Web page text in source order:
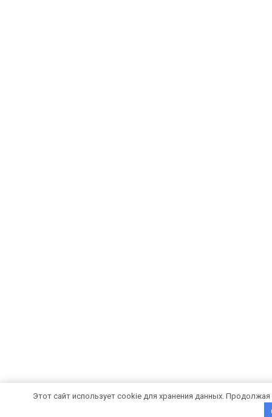
Этот сайт использует cookie для хранения данных.